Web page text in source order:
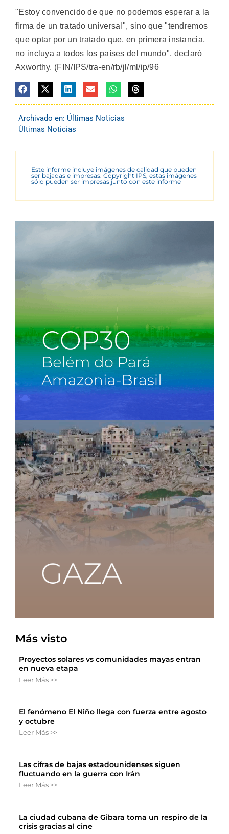
"Estoy convencido de que no podemos esperar a la
firma de un tratado universal", sino que "tendremos
que optar por un tratado que, en primera instancia,
no incluya a todos los países del mundo", declaró
Axworthy. (FIN/IPS/tra-en/rb/jl/ml/ip/96
Archivado en: Últimas Noticias
Últimas Noticias
Este informe incluye imágenes de calidad que pueden
ser bajadas e impresas. Copyright IPS, estas imágenes
sólo pueden ser impresas junto con este informe
Más visto
Proyectos solares vs comunidades mayas entran
en nueva etapa
Leer Más >>
El fenómeno El Niño llega con fuerza entre agosto
y octubre
Leer Más >>
Las cifras de bajas estadounidenses siguen
fluctuando en la guerra con Irán
Leer Más >>
La ciudad cubana de Gibara toma un respiro de la
crisis gracias al cine